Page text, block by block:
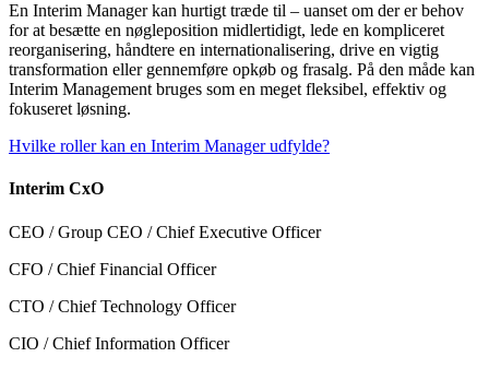
En Interim Manager kan hurtigt træde til – uanset om der er behov
for at besætte en nøgleposition midlertidigt, lede en kompliceret
reorganisering, håndtere en internationalisering, drive en vigtig
transformation eller gennemføre opkøb og frasalg. På den måde kan
Interim Management bruges som en meget fleksibel, effektiv og
fokuseret løsning.
Hvilke roller kan en Interim Manager udfylde?
Interim CxO
CEO / Group CEO / Chief Executive Officer
CFO / Chief Financial Officer
CTO / Chief Technology Officer
CIO / Chief Information Officer